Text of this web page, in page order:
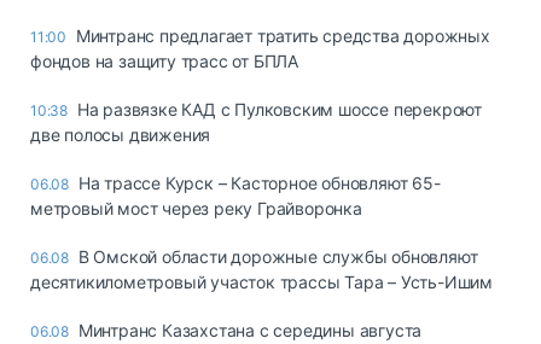
11:00
Минтранс предлагает тратить средства дорожных
фондов на защиту трасс от БПЛА
10:38 На развязке КАД с Пулковским шоссе перекроют
две полосы движения
06.08 На трассе Курск – Касторное обновляют 65-
метровый мост через реку Грайворонка
06.08 В Омской области дорожные службы обновляют
десятикилометровый участок трассы Тара – Усть-Ишим
06.08 Минтранс Казахстана с середины августа